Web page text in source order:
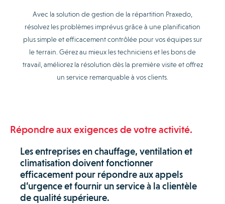
Avec la solution de gestion de la répartition Praxedo,
résolvez les problèmes imprévus grâce à une planification
plus simple et efficacement contrôlée pour vos équipes sur
le terrain. Gérez au mieux les techniciens et les bons de
travail, améliorez la résolution dès la première visite et offrez
un service remarquable à vos clients.
Répondre aux exigences de votre activité.
Les entreprises en chauffage, ventilation et
climatisation doivent fonctionner
efficacement pour répondre aux appels
d’urgence et fournir un service à la clientèle
de qualité supérieure.